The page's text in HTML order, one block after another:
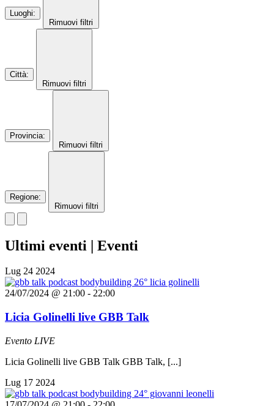
Luoghi:
Rimuovi filtri
Città:
Rimuovi filtri
Provincia:
Rimuovi filtri
Regione:
Rimuovi filtri
Ultimi eventi | Eventi
Lug 24 2024
24/07/2024 @ 21:00 - 22:00
Licia Golinelli live GBB Talk
Evento LIVE
Licia Golinelli live GBB Talk GBB Talk, [...]
Lug 17 2024